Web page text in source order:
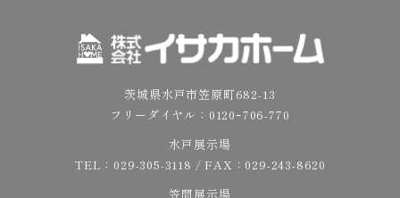
茨城県水戸市笠原町682-13
フリーダイヤル： 0120ｰ706-770
水戸展示場
TEL： 029-305-3118 / FAX：029-243-8620
笠間展示場